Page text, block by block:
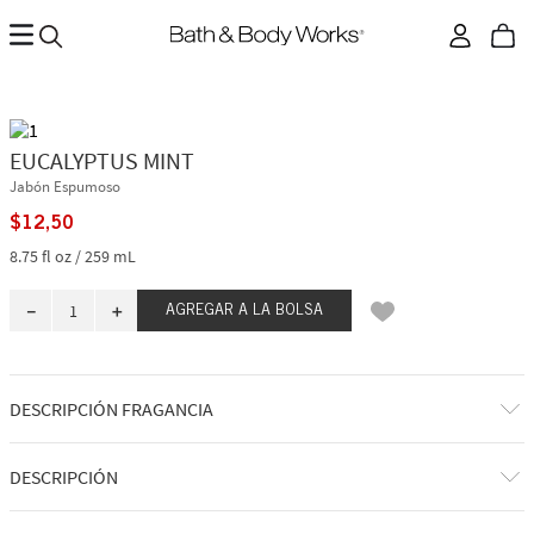
EUCALYPTUS MINT
Jabón Espumoso
$12,50
8.75 fl oz / 259 mL
＋
－ AGREGAR A LA BOLSA
DESCRIPCIÓN FRAGANCIA
A qué huele: una mezcla de hierbas fresca y relajante enviada
directamente desde el spa.
DESCRIPCIÓN